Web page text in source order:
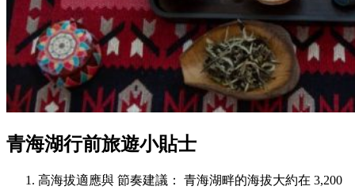
青海湖行前旅遊小貼士
高海拔適應與 節奏建議： 青海湖畔的海拔大約在 3,200